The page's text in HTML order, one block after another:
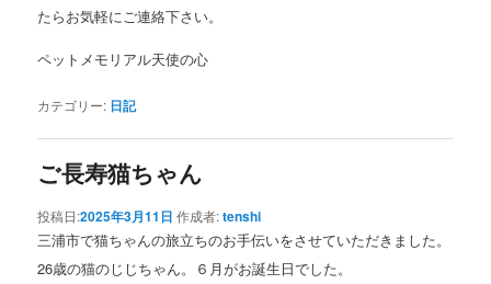
たらお気軽にご連絡下さい。
ペットメモリアル天使の心
カテゴリー: 日記
ご長寿猫ちゃん
投稿日:2025年3月11日 作成者:tenshi
三浦市で猫ちゃんの旅立ちのお手伝いをさせていただきました。
26歳の猫のじじちゃん。６月がお誕生日でした。